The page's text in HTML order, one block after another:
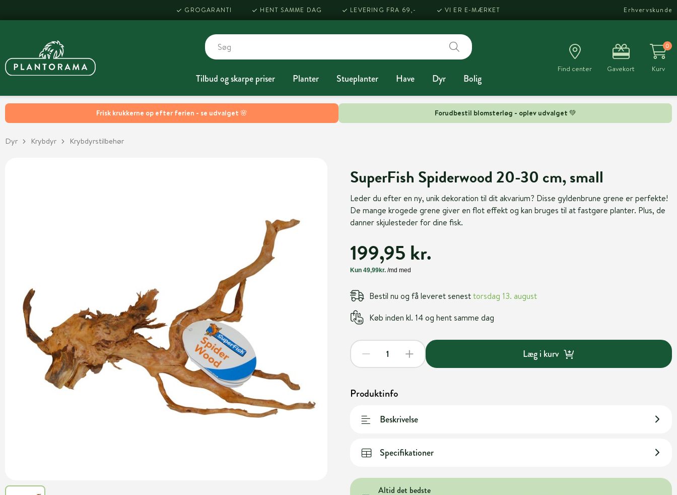
Frisk krukkerne op efter ferien - se udvalget 🌸 Forudbestil blomsterløg - oplev udvalget 💚
GROGARANTI HENT SAMME DAG LEVERING FRA 69,- VI ER E-MÆRKET Erhvervskunde
Tilbud og skarpe priser Planter Stueplanter Have Dyr Bolig
Find center Gavekort
0
Kurv
Dyr Krybdyr Krybdyrstilbehør
SuperFish Spiderwood 20-30 cm, small
Leder du efter en ny, unik dekoration til dit akvarium? Disse gyldenbrune grene er perfekte!
De mange krogede grene giver en flot effekt og kan bruges til at fastgøre planter. Plus, de
danner skjulesteder for dine fisk.
199,95 kr.
Bestil nu og få leveret senesttorsdag 13. august
Køb inden kl. 14 og hent samme dag
Læg i kurv
Produktinfo
Beskrivelse
Specifikationer
Altid det bedste